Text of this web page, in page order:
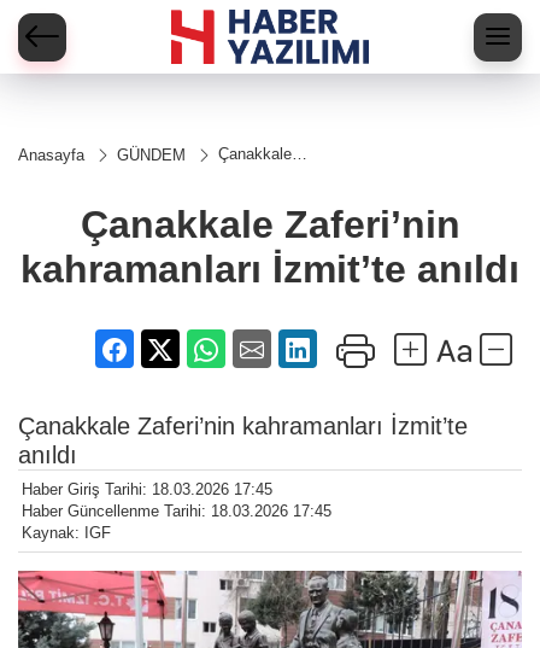
Anasayfa GÜNDEM
Çanakkale
İzmit’te
anıldı
Çanakkale Zaferi’nin
kahramanları İzmit’te anıldı
Çanakkale Zaferi’nin kahramanları İzmit’te
anıldı
Haber Giriş Tarihi: 18.03.2026 17:45
Haber Güncellenme Tarihi: 18.03.2026 17:45
Kaynak: IGF